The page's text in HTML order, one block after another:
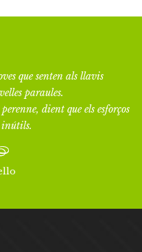
que senten als llavis
paraules.
dient que els esforços
inútils.